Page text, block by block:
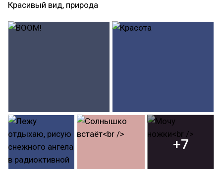
Красивый вид, природа
+7